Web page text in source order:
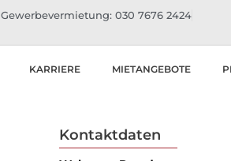
Gewerbevermietung: 030 7676 2424
KARRIERE MIETANGEBOTE
Kontaktdaten